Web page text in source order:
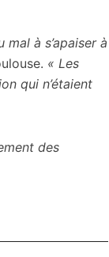
à s’apaiser à
« Les
qui n’étaient
des